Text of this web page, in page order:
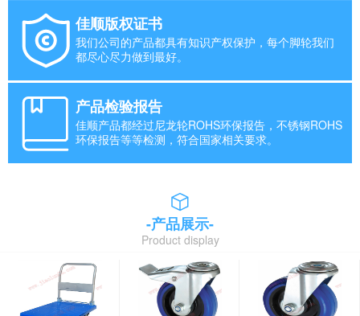
佳顺版权证书
我们公司的产品都具有知识产权保护，每个脚轮我们
都尽心尽力做到最好。
产品检验报告
佳顺产品都经过尼龙轮ROHS环保报告，不锈钢ROHS
环保报告等等检测，符合国家相关要求。
-产品展示-
Product display